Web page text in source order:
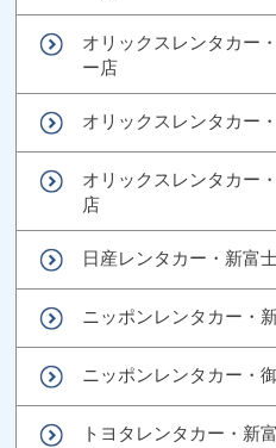
オリックスレンタカー
ー店
オリックスレンタカー
オリックスレンタカー
店
日産レンタカー・新富
ニッポンレンタカー・
ニッポンレンタカー・
トヨタレンタカー・新